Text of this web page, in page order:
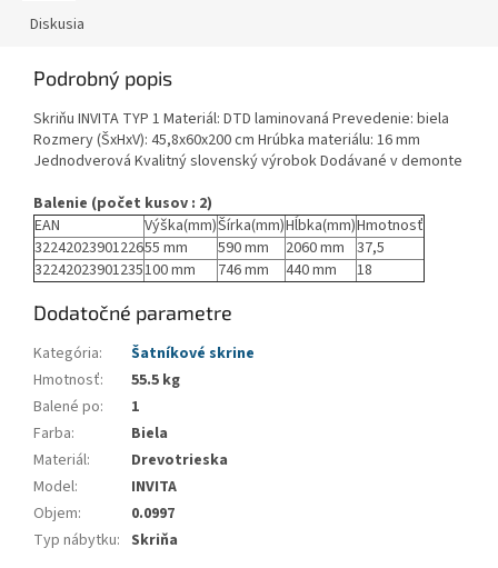
Diskusia
Podrobný popis
Skriňu INVITA TYP 1 Materiál: DTD laminovaná Prevedenie: biela
Rozmery (ŠxHxV): 45,8x60x200 cm Hrúbka materiálu: 16 mm
Jednodverová Kvalitný slovenský výrobok Dodávané v demonte
Balenie (počet kusov : 2)
EAN
Výška(mm)Šírka(mm)Hĺbka(mm)Hmotnosť
3224202390122655 mm 590 mm 2060 mm 37,5
32242023901235100 mm 746 mm 440 mm 18
Dodatočné parametre
Kategória:
Šatníkové skrine
Hmotnosť:
55.5 kg
Balené po:
1
Farba:
Biela
Materiál:
Drevotrieska
Model:
INVITA
Objem:
0.0997
Typ nábytku: Skriňa